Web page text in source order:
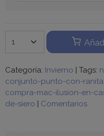
Categoría: Invierno | Tags:
conjunto-punto-con-
compra-mac-ilusion-en-
de-siero | Comentarios